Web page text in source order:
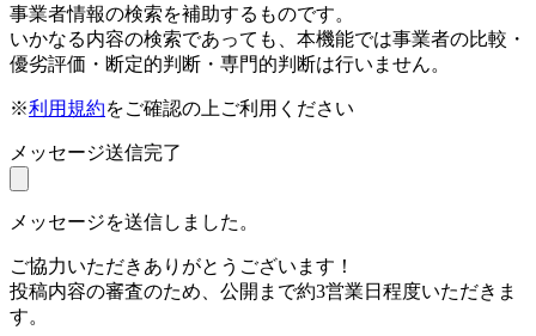
事業者情報の検索を補助するものです。
いかなる内容の検索であっても、本機能では事業者の比較・
優劣評価・断定的判断・専門的判断は行いません。
※利用規約をご確認の上ご利用ください
メッセージ送信完了
メッセージを送信しました。
ご協力いただきありがとうございます！
投稿内容の審査のため、公開まで約3営業日程度いただきま
す。